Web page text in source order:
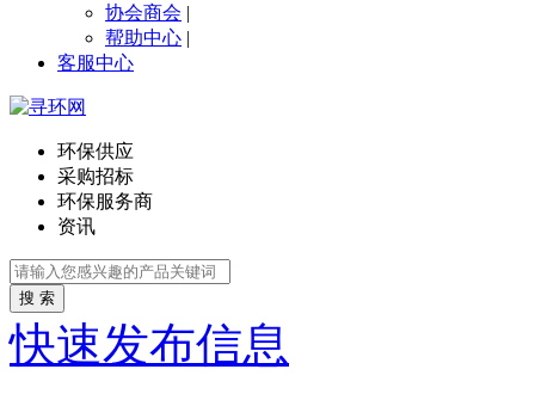
协会商会 |
帮助中心 |
客服中心
环保供应
采购招标
环保服务商
资讯
搜 索
快速发布信息